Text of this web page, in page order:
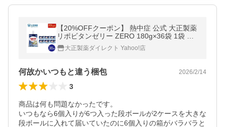
【20%OFFクーポン】 熱中症 公式 大正製薬
リポビタンゼリー ZERO 180g×36袋 1袋 熱
中症対策 0kcal カロリーゼロ 糖類ゼロ ダイ
エット ビタミン ローヤルゼリー
大正製薬ダイレクト Yahoo!店
何故かいつもと違う梱包 2026/2/14
3
商品は何も問題なかったです。
いつもなら6個入りが6つ入った段ボールが2ケースを大きな
段ボールに入れて届いていたのに6個入りの箱がバラバラと